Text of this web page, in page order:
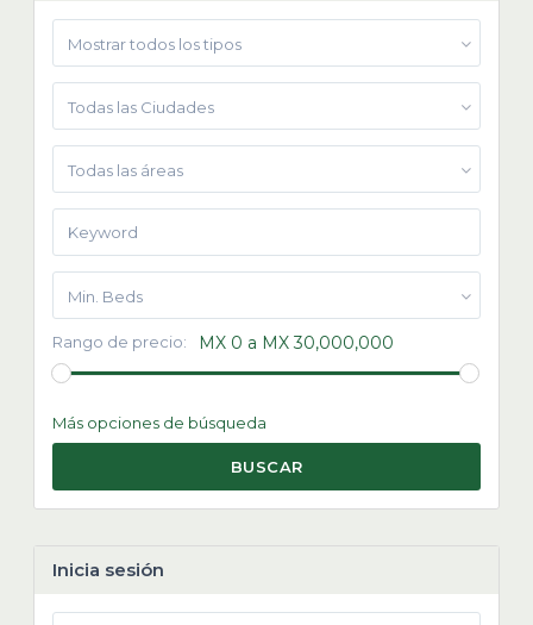
Mostrar todos los tipos
Todas las Ciudades
Todas las áreas
Min. Beds
Rango de precio: MX 0 a MX 30,000,000
Más opciones de búsqueda
BUSCAR
Inicia sesión